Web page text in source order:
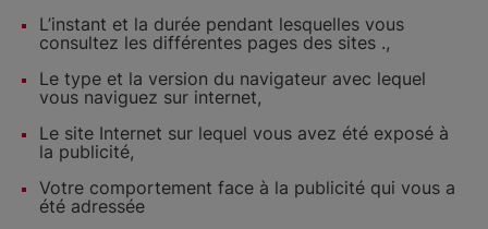
L’instant et la durée pendant lesquelles vous
consultez les différentes pages des sites .,
Le type et la version du navigateur avec lequel
vous naviguez sur internet,
Le site Internet sur lequel vous avez été exposé à
la publicité,
Votre comportement face à la publicité qui vous a
été adressée